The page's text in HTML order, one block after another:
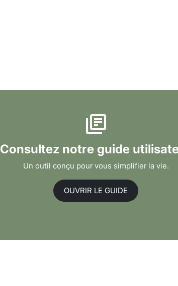
Consultez notre guide
Un outil conçu pour vous simplifier la vie.
OUVRIR LE GUIDE